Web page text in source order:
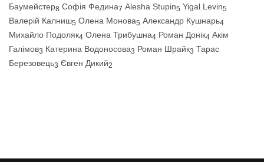
Баумейстер8 Софія Федина7 Alesha Stupin5 Yigal Levin5
Валерій Калниш5 Олена Монова5 Александр Кушнарь4
Михайло Подоляк4 Олена Трибушна4 Роман Донік4 Акім
Галімов3 Катерина Водоносова3 Роман Шрайк3 Тарас
Березовець3 Євген Дикий2